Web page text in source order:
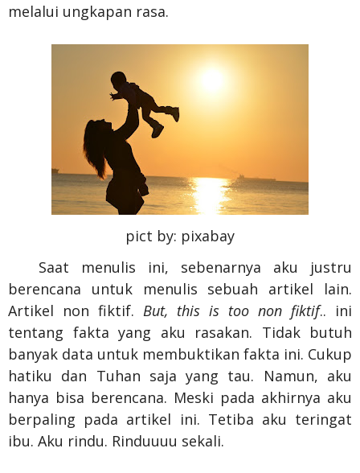
melalui ungkapan rasa.
pict by: pixabay
Saat menulis ini, sebenarnya aku justru
berencana untuk menulis sebuah artikel lain.
Artikel non fiktif. But, this is too non fiktif.. ini
tentang fakta yang aku rasakan. Tidak butuh
banyak data untuk membuktikan fakta ini. Cukup
hatiku dan Tuhan saja yang tau. Namun, aku
hanya bisa berencana. Meski pada akhirnya aku
berpaling pada artikel ini. Tetiba aku teringat
ibu. Aku rindu. Rinduuuu sekali.